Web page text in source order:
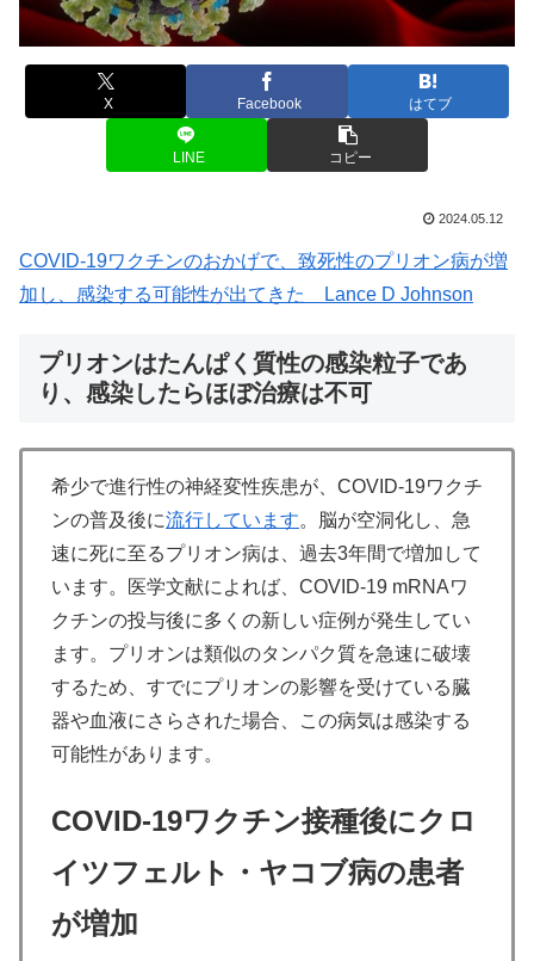
X Facebook はてブ
LINE コピー
2024.05.12
COVID-19ワクチンのおかげで、致死性のプリオン病が増
加し、感染する可能性が出てきた Lance D Johnson
プリオンはたんぱく質性の感染粒子であ
り、感染したらほぼ治療は不可
希少で進行性の神経変性疾患が、COVID-19ワクチ
ンの普及後に流行しています。脳が空洞化し、急
速に死に至るプリオン病は、過去3年間で増加して
います。医学文献によれば、COVID-19 mRNAワ
クチンの投与後に多くの新しい症例が発生してい
ます。プリオンは類似のタンパク質を急速に破壊
するため、すでにプリオンの影響を受けている臓
器や血液にさらされた場合、この病気は感染する
可能性があります。
COVID-19ワクチン接種後にクロ
イツフェルト・ヤコブ病の患者
が増加